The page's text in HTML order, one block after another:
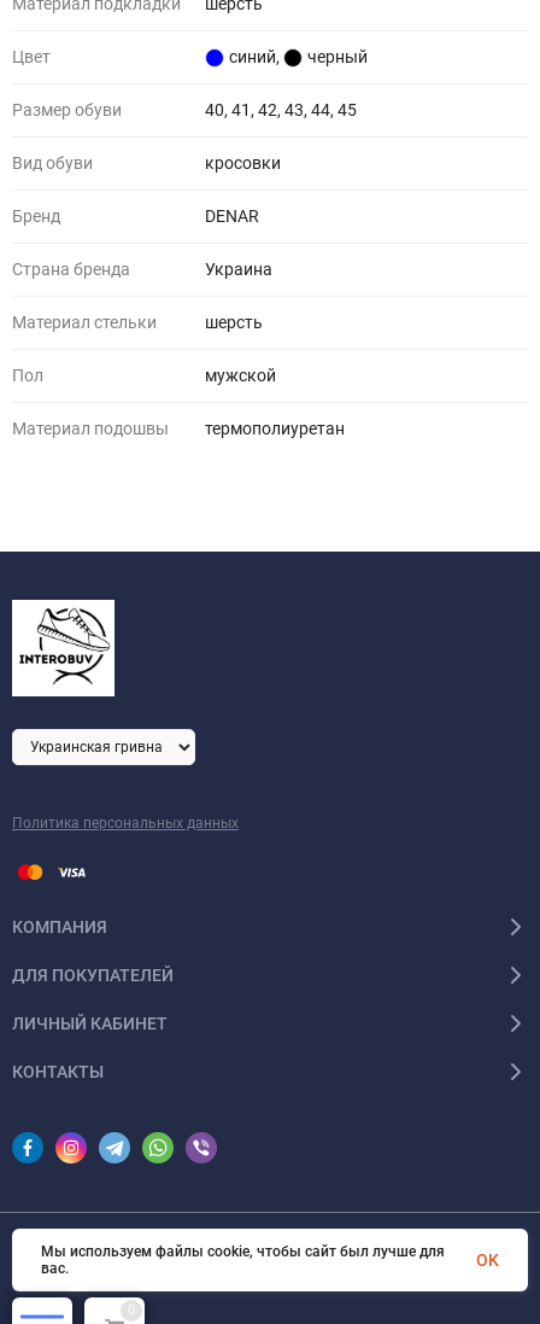
Цвет синий, черный
Размер обуви 40, 41, 42, 43, 44, 45
Вид обуви кросовки
Бренд DENAR
Страна бренда Украина
Материал стельки шерсть
Пол мужской
Материал подошвы термополиуретан
Политика персональных данных
КОМПАНИЯ
ДЛЯ ПОКУПАТЕЛЕЙ
ЛИЧНЫЙ КАБИНЕТ
КОНТАКТЫ
© 2026 InSale. Все права защищены
0
Мы используем файлы cookie, чтобы сайт был лучше для
вас.
OK